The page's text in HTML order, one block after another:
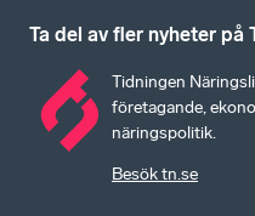
Ta del av fler nyheter på
Tidningen
företagande,
näringspolitik.
Besök tn.se